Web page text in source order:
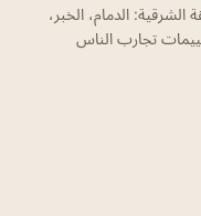
الدمام، الخبر،
تجارب الناس